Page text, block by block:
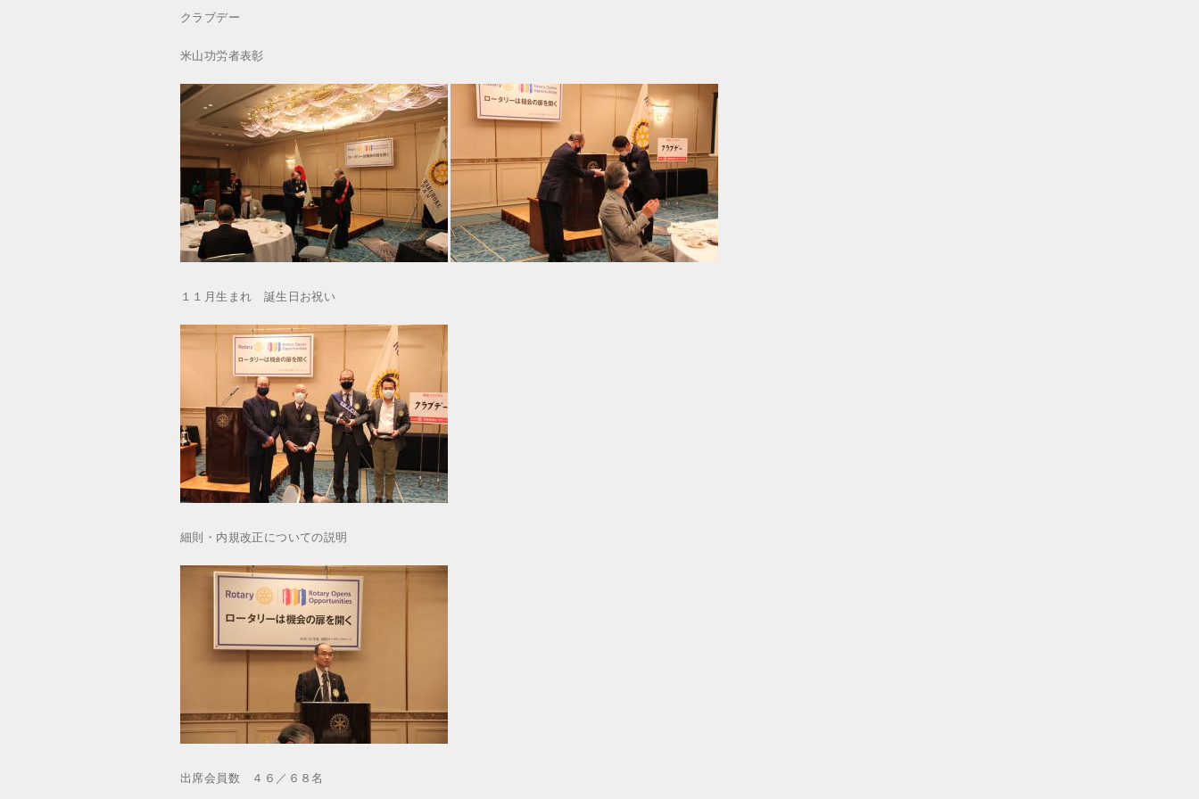
クラブデー
米山功労者表彰
１１月生まれ 誕生日お祝い
細則・内規改正についての説明
出席会員数 ４６／６８名